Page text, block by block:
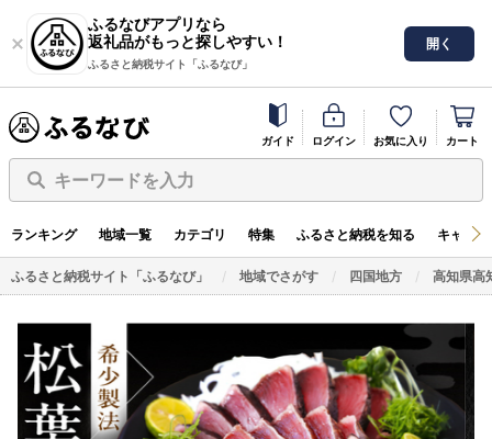
ふるなびアプリなら
返礼品がもっと探しやすい！
ふるさと納税サイト「ふるなび」
開く
ガイド ログイン お気に入り カート
キーワードを入力
ランキング 地域一覧 カテゴリ 特集 ふるさと納税を知る キャン
ふるさと納税サイト「ふるなび」 地域でさがす 四国地方 高知県高